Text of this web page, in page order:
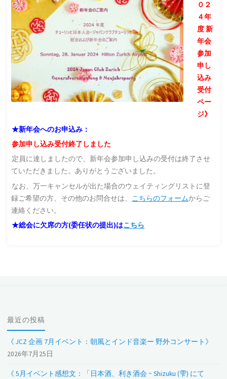
０２
４年
度 新
年会
参加
申し
込み
受付
ペー
ジ》
★新年会へのお申込み：
参加申し込み受付終了しました
定員に達しましたので、新年会参加申し込みの受付は終了させ
ていただきました。ありがとうございました。
なお、万一キャンセルが出た場合のウェイティングリストに登
録ご希望の方、その他のお問合せは、 こちらのフォームからご
連絡ください。
★総会に欠席の方(委任状の提出)はこちら
最近の投稿
《 JCZ 企画 7月イベント：朝風とインド音楽ー 野外コンサート》
2026年7月25日
《 5月イベント感想文：「日本酒、利き酒会 ~ Shizuku (雫) にて